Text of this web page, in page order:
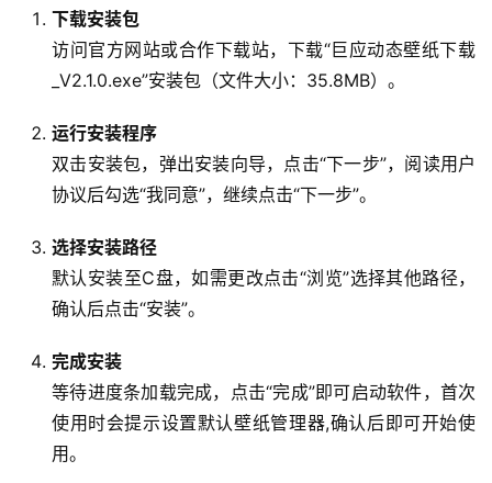
务
网
态
我
下载安装包
访问官方网站或合作下载站，下载“巨应动态壁纸下载
_V2.1.0.exe”安装包（文件大小：35.8MB）。
运行安装程序
双击安装包，弹出安装向导，点击“下一步”，阅读用户
协议后勾选“我同意”，继续点击“下一步”。
选择安装路径
默认安装至C盘，如需更改点击“浏览”选择其他路径，
确认后点击“安装”。
完成安装
等待进度条加载完成，点击“完成”即可启动软件，首次
使用时会提示设置默认壁纸管理器,确认后即可开始使
用。